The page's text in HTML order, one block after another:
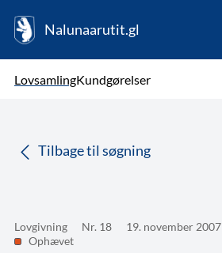
Nalunaarutit.gl
LovsamlingKundgørelser
Tilbage til søgning
Lovgivning Nr. 18
19. november 2007
Ophævet